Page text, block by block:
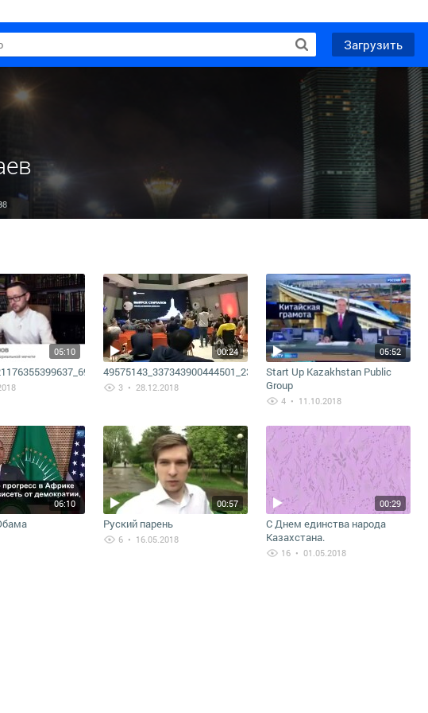
Загрузить
05:10 00:24
49575143_337343900444501_2395445029259706368_n
3 • 28.12.2018
05:52
Start Up Kazakhstan Public
Group
4 • 11.10.2018
06:10 00:57
Руский парень
6 • 16.05.2018
00:29
С Днем единства народа
Казахстана.
16 • 01.05.2018